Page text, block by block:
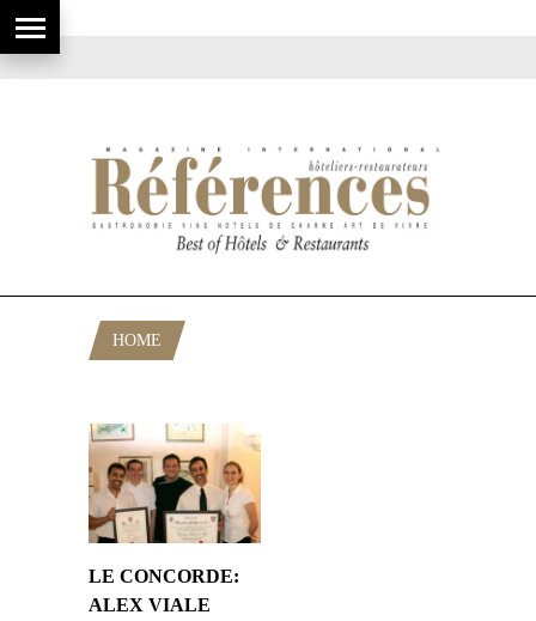
HOME
LE CONCORDE:
ALEX VIALE